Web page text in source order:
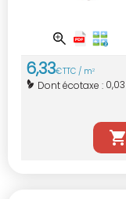
6,33€TTC / m2
Dont écotaxe : 0,03